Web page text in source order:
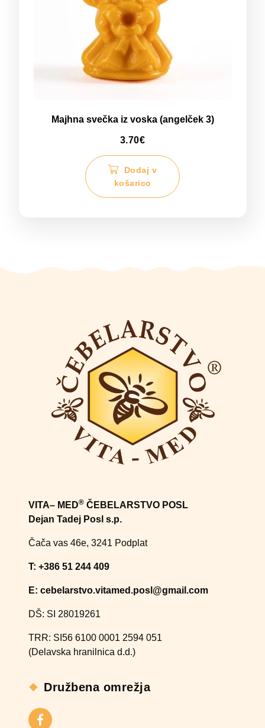
Majhna svečka iz voska (angelček 3)
3.70€
Dodaj v
košarico
VITA– MED® ČEBELARSTVO POSL
Dejan Tadej Posl s.p.
Čača vas 46e, 3241 Podplat
T: +386 51 244 409​
E: cebelarstvo.vitamed.posl@gmail.com
DŠ: SI 28019261
TRR: SI56 6100 0001 2594 051
(Delavska hranilnica d.d.)
Družbena omrežja
Facebook